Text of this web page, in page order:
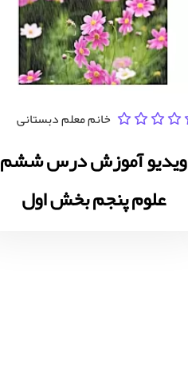
خانم معلم دبستانی
ویدیو آموزش درس ششم
علوم پنجم بخش اول